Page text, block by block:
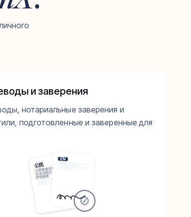
и заверения
нотариальные заверения и
подготовленные и заверенные для
公民
公民身份证明
出生证明文件
护照副本
EN